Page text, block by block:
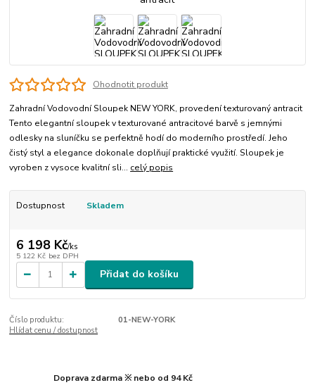
Ohodnotit produkt
Zahradní Vodovodní Sloupek NEW YORK, provedení texturovaný antracit
Tento elegantní sloupek v texturované antracitové barvě s jemnými
odlesky na sluníčku se perfektně hodí do moderního prostředí. Jeho
čistý styl a elegance dokonale doplňují praktické využití. Sloupek je
vyroben z vysoce kvalitní sli... celý popis
Dostupnost Skladem
6 198 Kč/ks
5 122 Kč bez DPH
Přidat do košíku
Číslo produktu:
01-NEW-YORK
Hlídat cenu / dostupnost
Doprava zdarma ※ nebo od 94 Kč